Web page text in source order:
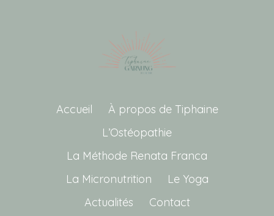
Accueil
À propos de Tiphaine
L’Ostéopathie
La Méthode Renata Franca
La Micronutrition
Le Yoga
Actualités
Contact